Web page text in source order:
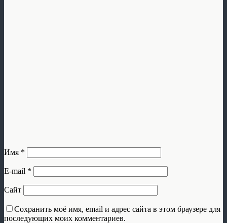
Имя *
E-mail *
Сайт
Сохранить моё имя, email и адрес сайта в этом браузере для
последующих моих комментариев.